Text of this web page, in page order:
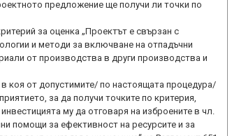
предложение ще получи ли точки по
за оценка „Проектът е свързан с
и методи за включване на отпадъчни
от производства в други производства и
в коя от допустимите/ по настоящата процедура/
за да получи точките по критерия,
му да отговаря на изброените в чл.
помощи за ефективност на ресурсите и за